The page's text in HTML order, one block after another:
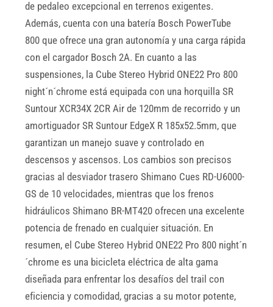
de pedaleo excepcional en terrenos exigentes.
Además, cuenta con una batería Bosch PowerTube
800 que ofrece una gran autonomía y una carga rápida
con el cargador Bosch 2A. En cuanto a las
suspensiones, la Cube Stereo Hybrid ONE22 Pro 800
night´n´chrome está equipada con una horquilla SR
Suntour XCR34X 2CR Air de 120mm de recorrido y un
amortiguador SR Suntour EdgeX R 185x52.5mm, que
garantizan un manejo suave y controlado en
descensos y ascensos. Los cambios son precisos
gracias al desviador trasero Shimano Cues RD-U6000-
GS de 10 velocidades, mientras que los frenos
hidráulicos Shimano BR-MT420 ofrecen una excelente
potencia de frenado en cualquier situación. En
resumen, el Cube Stereo Hybrid ONE22 Pro 800 night´n
´chrome es una bicicleta eléctrica de alta gama
diseñada para enfrentar los desafíos del trail con
eficiencia y comodidad, gracias a su motor potente,